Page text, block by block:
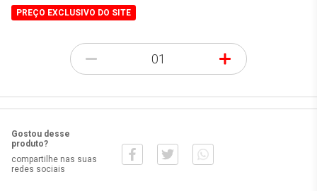
PREÇO EXCLUSIVO DO SITE
- +
Gostou desse
produto?
compartilhe nas suas
redes sociais